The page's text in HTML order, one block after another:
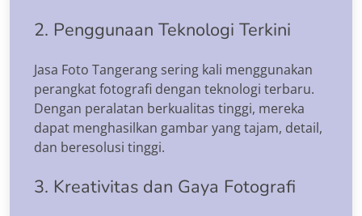
2. Penggunaan Teknologi Terkini
Jasa Foto Tangerang sering kali menggunakan
perangkat fotografi dengan teknologi terbaru.
Dengan peralatan berkualitas tinggi, mereka
dapat menghasilkan gambar yang tajam, detail,
dan beresolusi tinggi.
3. Kreativitas dan Gaya Fotografi